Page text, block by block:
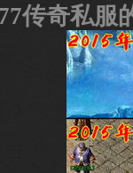
传奇私服